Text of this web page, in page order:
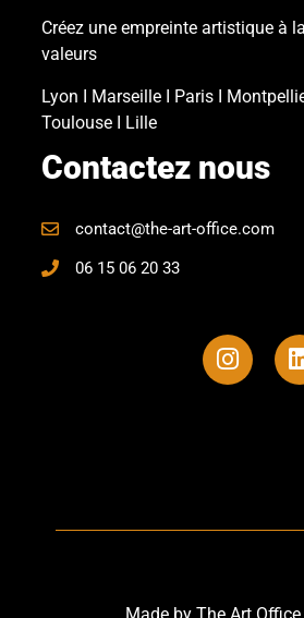
Créez une empreinte artistique à
valeurs
Lyon Ι Marseille Ι Paris Ι
Toulouse Ι Lille
Contactez nous
contact@the-art-office.com
06 15 06 20 33